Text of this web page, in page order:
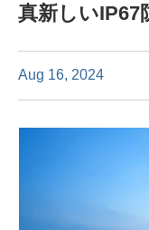
真新しいIP67
Aug 16, 2024